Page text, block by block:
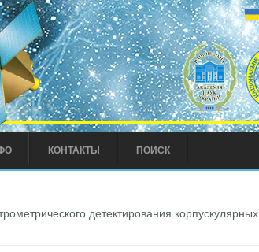
КОНТАКТЫ ПОИСК
детектирования корпускулярных